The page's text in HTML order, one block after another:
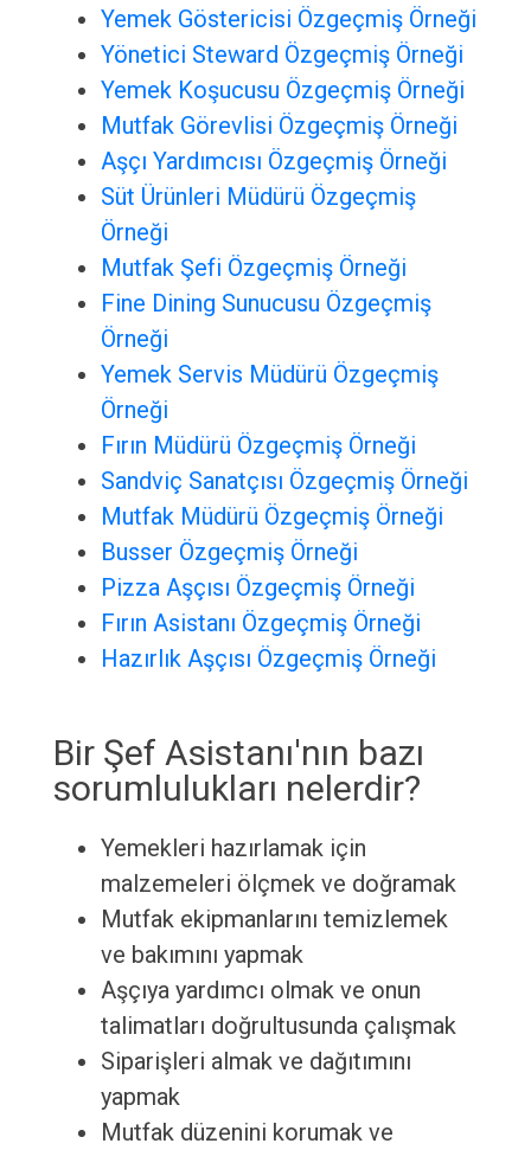
Yemek Göstericisi Özgeçmiş Örneği
Yönetici Steward Özgeçmiş Örneği
Yemek Koşucusu Özgeçmiş Örneği
Mutfak Görevlisi Özgeçmiş Örneği
Aşçı Yardımcısı Özgeçmiş Örneği
Süt Ürünleri Müdürü Özgeçmiş
Örneği
Mutfak Şefi Özgeçmiş Örneği
Fine Dining Sunucusu Özgeçmiş
Örneği
Yemek Servis Müdürü Özgeçmiş
Örneği
Fırın Müdürü Özgeçmiş Örneği
Sandviç Sanatçısı Özgeçmiş Örneği
Mutfak Müdürü Özgeçmiş Örneği
Busser Özgeçmiş Örneği
Pizza Aşçısı Özgeçmiş Örneği
Fırın Asistanı Özgeçmiş Örneği
Hazırlık Aşçısı Özgeçmiş Örneği
Bir Şef Asistanı'nın bazı
sorumlulukları nelerdir?
Yemekleri hazırlamak için
malzemeleri ölçmek ve doğramak
Mutfak ekipmanlarını temizlemek
ve bakımını yapmak
Aşçıya yardımcı olmak ve onun
talimatları doğrultusunda çalışmak
Siparişleri almak ve dağıtımını
yapmak
Mutfak düzenini korumak ve